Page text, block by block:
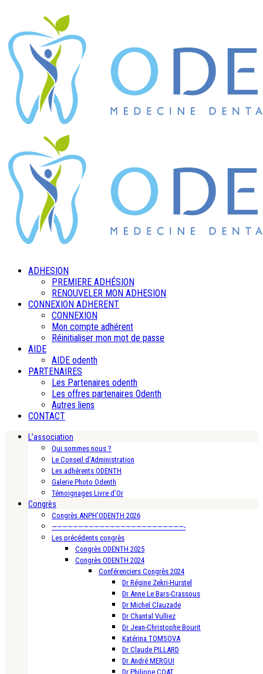
ADHESION
PREMIERE ADHÉSION
RENOUVELER MON ADHESION
CONNEXION ADHERENT
CONNEXION
Mon compte adhérent
Réinitialiser mon mot de passe
AIDE
AIDE odenth
PARTENAIRES
Les Partenaires odenth
Les offres partenaires Odenth
Autres liens
CONTACT
L’association
Qui sommes nous ?
Le Conseil d’Administration
Les adhérents ODENTH
Galerie Photo Odenth
Témoignages Livre d’Or
Congrès
Congrès ANPH’ODENTH 2026
—————————————————————————-
Les précédents congrès
Congrès ODENTH 2025
Congrès ODENTH 2024
Conférenciers Congrès 2024
Dr Régine Zekri-Hurstel
Dr Anne Le Bars-Crassous
Dr Michel Clauzade
Dr Chantal Vulliez
Dr Jean-Christophe Bourit
Katérina TOMSOVA
Dr Claude PILLARD
Dr André MERGUI
Dr Philippe COAT